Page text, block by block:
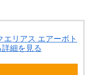
リアス エアーボト
細を見る